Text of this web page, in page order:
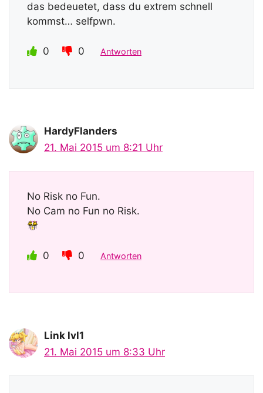
das bedeuetet, dass du extrem schnell
kommst… selfpwn.
0 0 Antworten
HardyFlanders
21. Mai 2015 um 8:21 Uhr
No Risk no Fun.
No Cam no Fun no Risk.
0 0 Antworten
Link lvl1
21. Mai 2015 um 8:33 Uhr